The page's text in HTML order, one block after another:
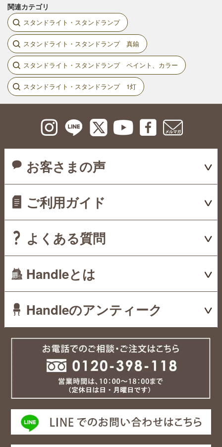
関連カテゴリ
スタンドライト・スタンドランプ
スタンドライト・スタンドランプ 真鍮
スタンドライト・スタンドランプ ペイント、カラー
スタンドライト・スタンドランプ 1灯
お客さまの声
ご利用ガイド
よくある質問
Handleとは
Handleのアンティーク